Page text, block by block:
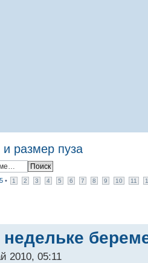
размер пуза
• 1 2 3 4 5 6 7 8 9 10 11
недельке
2010, 05:11